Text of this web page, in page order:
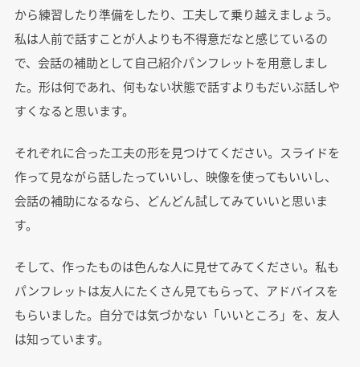
から練習したり準備をしたり、工夫して乗り越えましょう。
私は人前で話すことが人よりも不得意だなと感じているの
で、会話の補助として自己紹介パンフレットを用意しまし
た。形は何であれ、何もない状態で話すよりもだいぶ話しや
すくなると思います。
それぞれに合った工夫の形を見つけてください。スライドを
作って見ながら話したっていいし、映像を使ってもいいし、
会話の補助になるなら、どんどん試してみていいと思いま
す。
そして、作ったものは色んな人に見せてみてください。私も
パンフレットは友人にたくさん見てもらって、アドバイスを
もらいました。自分では気づかない「いいところ」を、友人
は知っています。